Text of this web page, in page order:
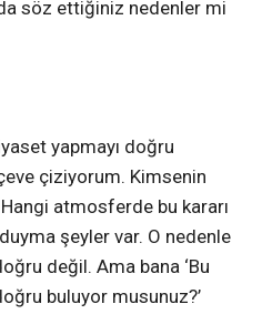
söz ettiğiniz nedenler mi
yapmayı doğru
çiziyorum. Kimsenin
atmosferde bu kararı
şeyler var. O nedenle
değil. Ama bana ‘Bu
buluyor musunuz?’